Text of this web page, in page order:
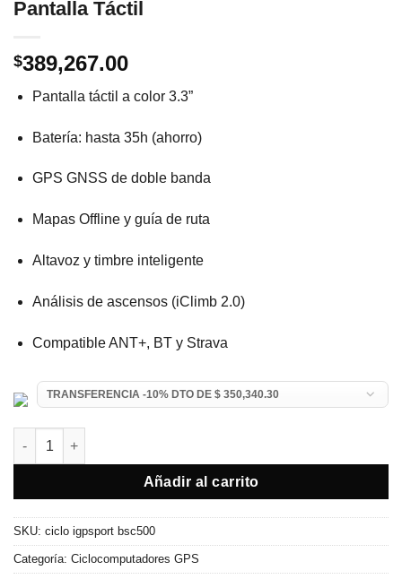
Pantalla Táctil
$389,267.00
Pantalla táctil a color 3.3”
Batería: hasta 35h (ahorro)
GPS GNSS de doble banda
Mapas Offline y guía de ruta
Altavoz y timbre inteligente
Análisis de ascensos (iClimb 2.0)
Compatible ANT+, BT y Strava
Ciclocomputador iGPSPORT BSC500 Pantalla Táctil cantidad
Añadir al carrito
SKU: ciclo igpsport bsc500
Categoría: Ciclocomputadores GPS